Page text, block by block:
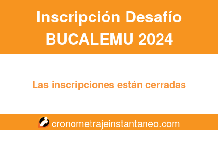
Inscripción Desafío
BUCALEMU 2024
Las inscripciones están cerradas
cronometrajeinstantaneo.com